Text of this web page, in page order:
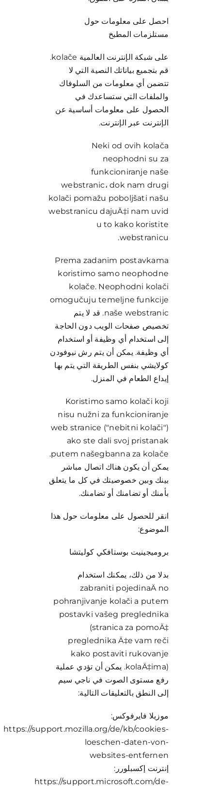
احصل على معلومات حول
مستلزمات المطبخ
على شبكة الإنترنت العالمية kolače.
قم بتجميع بياناتك النصية التي لا
تتضمن أي معلومات من السلوفاك
والملفات التي ستساعدك في
الحصول على معلومات أساسية عن
الإنترنت عبر الإنترنت.
Neki od ovih kolača
neophodni su za
funkcioniranje naše
webstranic، dok nam drugi
kolači pomažu poboljšati našu
webstranicu dajuÄ‡i nam uvid
u to kako koristite
webstranicu.
Prema zadanim postavkama
koristimo samo neophodne
kolače. Neophodni kolači
omogučuju temeljne funkcije
naše webstranic. قد لا يتم
تخصيص صفحات الويب دون الحاجة
إلى استخدام أي وظيفة أو استخدام
أي وظيفة. يمكن أن يتم رش نيوفودن
كولايشي بنفس الطريقة التي يتم بها
إيداع الطعام في المنزل.
Koristimo samo kolači koji
nisu nužni za funkcioniranje
web stranice ("nebitni kolači")
ako ste dali svoj pristanak
putem našegbanna za kolače.
يمكن أن يكون هناك اتصال مباشر
بينك وبين خصوصيتك في كل ما يتعلق
بأمنك أو تضامنك أو تضامنك.
انقر للحصول على معلومات حول هذا
الموضوع:
بروميجينيت بوستافكي كوليتشا
بدلا من ذلك، يمكنك استخدام
zabraniti pojedinaÄ no
pohranjivanje kolači a putem
postavki vašeg preglednika
(stranica za pomoÄ‡
preglednika Ä‡e vam reči
kako postaviti rukovanje
kolaÄ‡ima). يمكن أن تؤدي عملية
رفع مستوى الصوت في ناجي سيم
إلى النطق بالتعليقات التالية:
موزيلا فايرفوكس:
https://support.mozilla.org/de/kb/cookies-
loeschen-daten-von-
websites-entfernen
إنترنت إكسبلورر:
https://support.microsoft.com/de-